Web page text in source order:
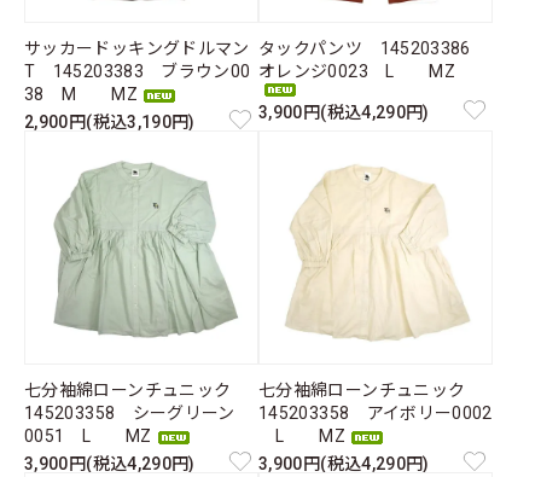
サッカードッキングドルマン
T 145203383 ブラウン00
38 M MZ
2,900円(税込3,190円)
タックパンツ 145203386
オレンジ0023 L MZ
3,900円(税込4,290円)
七分袖綿ローンチュニック
145203358 シーグリーン
0051 L MZ
3,900円(税込4,290円)
七分袖綿ローンチュニック
145203358 アイボリー0002
L MZ
3,900円(税込4,290円)